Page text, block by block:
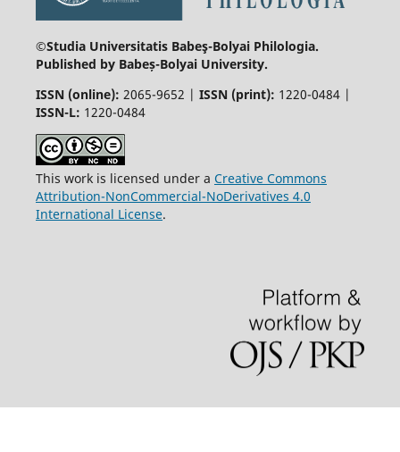
©Studia Universitatis Babeş-Bolyai Philologia.
Published by Babeș-Bolyai University.
ISSN (online): 2065-9652 | ISSN (print): 1220-0484 |
ISSN-L: 1220-0484
This work is licensed under a Creative Commons
Attribution-NonCommercial-NoDerivatives 4.0
International License.